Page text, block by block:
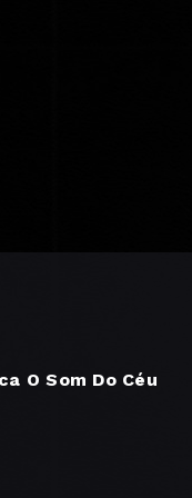
O Som Do Céu